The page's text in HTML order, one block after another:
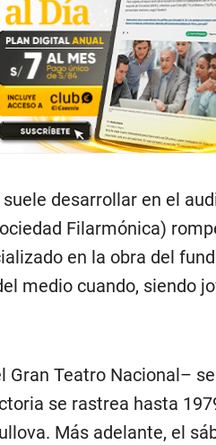
desarrollar en el
Filarmónica)
en la obra del
medio cuando, siendo
Gran Teatro Nacional–
se rastrea hasta
Más adelante, el